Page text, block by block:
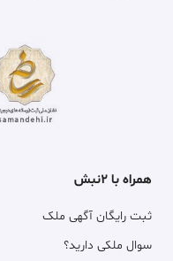
همراه با ۲نبش
ثبت رایگان آگهی ملک
سوال ملکی دارید؟